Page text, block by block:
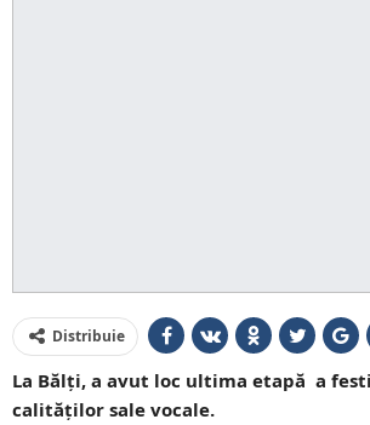
Distribuie
La Bălți, a avut loc ultima etapă a
calităților sale vocale.